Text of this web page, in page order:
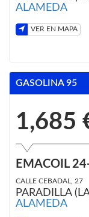
ALAMEDA
VER EN MAPA
GASOLINA 95
1,685
EMACOIL
CALLE CEBADAL, 27
PARADILLA
ALAMEDA